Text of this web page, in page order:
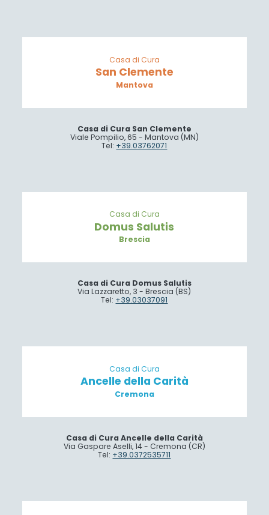
Casa di Cura
San Clemente
Mantova
Casa di Cura San Clemente
Viale Pompilio, 65 - Mantova (MN)
Tel: +39.03762071
Casa di Cura
Domus Salutis
Brescia
Casa di Cura Domus Salutis
Via Lazzaretto, 3 - Brescia (BS)
Tel: +39.03037091
Casa di Cura
Ancelle della Carità
Cremona
Casa di Cura Ancelle della Carità
Via Gaspare Aselli, 14 - Cremona (CR)
Tel: +39.0372535711